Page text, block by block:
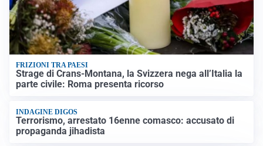
FRIZIONI TRA PAESI
Strage di Crans-Montana, la Svizzera nega all’Italia la
parte civile: Roma presenta ricorso
INDAGINE DIGOS
Terrorismo, arrestato 16enne comasco: accusato di
propaganda jihadista